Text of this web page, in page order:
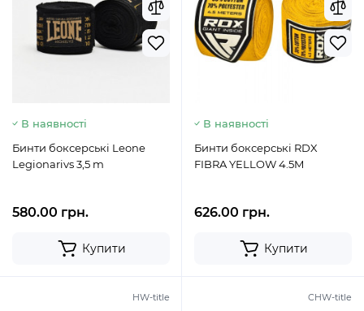
В наявності
Бинти боксерські Leone
Legionarivs 3,5 m
580.00 грн.
Купити
В наявності
Бинти боксерські RDX
FIBRA YELLOW 4.5M
626.00 грн.
Купити
HW-title CHW-title